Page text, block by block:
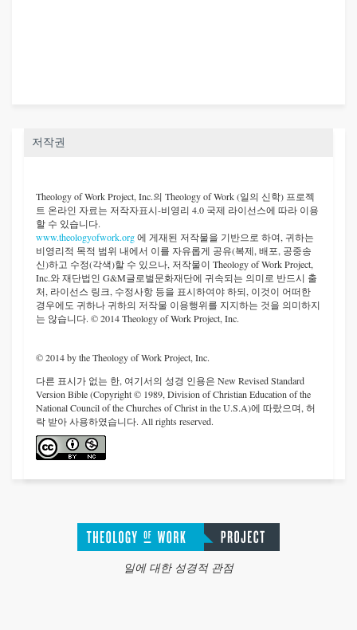
저작권
Theology of Work Project, Inc.의 Theology of Work (일의 신학) 프로젝
트 온라인 자료는 저작자표시-비영리 4.0 국제 라이선스에 따라 이용
할 수 있습니다.
www.theologyofwork.org에 게재된 저작물을 기반으로 하여, 귀하는
비영리적 목적 범위 내에서 이를 자유롭게 공유(복제, 배포, 공중송
신)하고 수정(각색)할 수 있으나, 저작물이 Theology of Work Project,
Inc.와 재단법인 G&M글로벌문화재단에 귀속되는 의미로 반드시 출
처, 라이선스 링크, 수정사항 등을 표시하여야 하되, 이것이 어떠한
경우에도 귀하나 귀하의 저작물 이용행위를 지지하는 것을 의미하지
는 않습니다. © 2014 Theology of Work Project, Inc.
© 2014 by the Theology of Work Project, Inc.
다른 표시가 없는 한, 여기서의 성경 인용은 New Revised Standard
Version Bible (Copyright © 1989, Division of Christian Education of the
National Council of the Churches of Christ in the U.S.A)에 따랐으며, 허
락 받아 사용하였습니다. All rights reserved.
일에 대한 성경적 관점